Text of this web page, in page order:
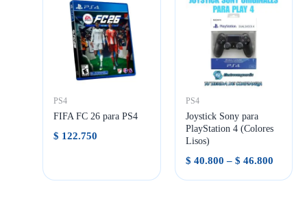
PS4
FIFA FC 26 para PS4
$ 122.750
PS4
Joystick Sony para
PlayStation 4 (Colores
Lisos)
$ 40.800 – $ 46.800Rango